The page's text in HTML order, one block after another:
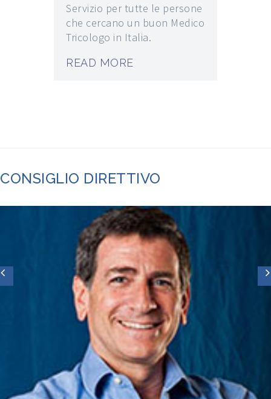
Servizio per tutte le persone
che cercano un buon Medico
Tricologo in Italia.
READ MORE
CONSIGLIO DIRETTIVO